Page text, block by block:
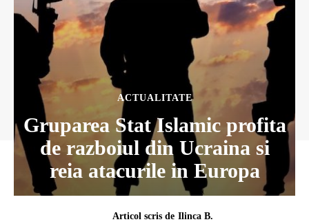
ACTUALITATE
Gruparea Stat Islamic profita
de razboiul din Ucraina si
reia atacurile in Europa
Articol scris de Ilinca B.